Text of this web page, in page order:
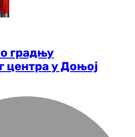
градњу
центра у Доњој